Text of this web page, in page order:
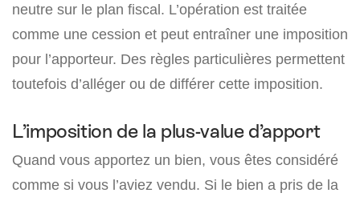
neutre sur le plan fiscal. L’opération est traitée
comme une cession et peut entraîner une imposition
pour l’apporteur. Des règles particulières permettent
toutefois d’alléger ou de différer cette imposition.
L’imposition de la plus-value d’apport
Quand vous apportez un bien, vous êtes considéré
comme si vous l’aviez vendu. Si le bien a pris de la